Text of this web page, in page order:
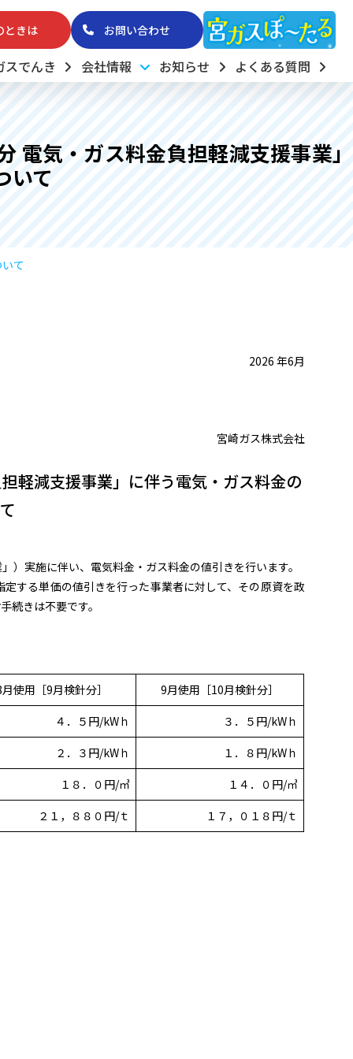
ときは お問い合わせ
スでんき 会社情報 お知らせ よくある質問
電気・ガス料金負担軽減支援事業」
いて
て
2026 年6月
宮崎ガス株式会社
軽減支援事業」に伴う電気・ガス料金の
実施に伴い、電気料金・ガス料金の値引きを行います。
する単価の値引きを行った事業者に対して、その原資を政
続きは不要です。
使用［9月検針分］
9月使用［10月検針分］
４．５円/kWｈ
３．５円/kWｈ
２．３円/kWｈ
１．８円/kWｈ
１８．０円/㎥
１４．０円/㎥
２１，８８０円/ｔ
１７，０１８円/ｔ